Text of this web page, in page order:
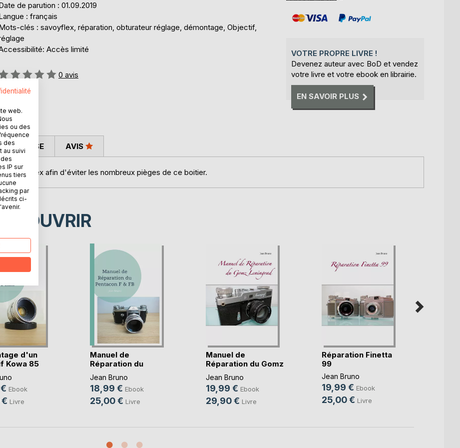
de parution : 01.09.2019
: français
clés : savoyflex, réparation, obturateur réglage, démontage, Objectif,
Accès limité
0 avis
VOTRE PROPRE LIVRE !
Devenez auteur avec BoD et vendez
votre livre et votre ebook en librairie.
EN SAVOIR PLUS
Savoyflex afin d'éviter les nombreux pièges de ce boitier.
PRESSE AVIS
d'un
Kowa 85
Ebook
Livre
Manuel de
Réparation du
Pentacon F(...)
Jean Bruno
18,99 € Ebook
25,00 € Livre
Manuel de
Réparation du Gomz
Leningrad
Jean Bruno
19,99 € Ebook
29,90 € Livre
Réparation Finetta
99
Jean Bruno
19,99 € Ebook
25,00 € Livre
web.
ou des
des
au suivi
IP sur
tiers
par
ci-